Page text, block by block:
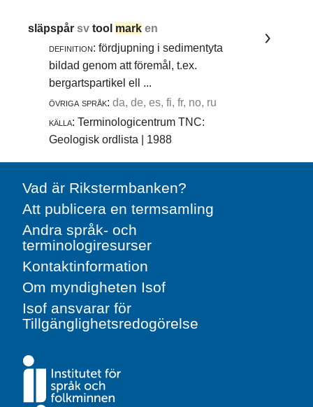
släpspårsvtool mark en
definition: fördjupning i sedimentyta
bildad genom att föremål, t.ex.
bergartspartikel ell ...
övriga språk: da, de, es, fi, fr, no, ru
källa: Terminologicentrum TNC:
Geologisk ordlista | 1988
Vad är Rikstermbanken?
Att publicera en termsamling
Andra språk- och
terminologiresurser
Kontaktinformation
Om myndigheten Isof
Isof ansvarar för
Tillgänglighetsredogörelse